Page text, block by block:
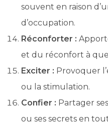
souvent en raison
d’occupation.
Réconforter :
et du réconfort à
Exciter : Provoquer
ou la stimulation.
Confier : Partager
ou ses secrets en